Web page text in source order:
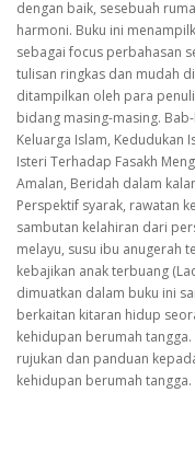
dengan baik, sesebuah
harmoni. Buku ini
sebagai focus perbahasan
tulisan ringkas dan mudah
ditampilkan oleh para
bidang masing-masing.
Keluarga Islam, Kedudukan
Isteri Terhadap Fasakh
Amalan, Beridah dalam
Perspektif syarak, rawatan
sambutan kelahiran dari
melayu, susu ibu anugerah
kebajikan anak terbuang
dimuatkan dalam buku ini
berkaitan kitaran hidup
kehidupan berumah
rujukan dan panduan
kehidupan berumah tangga.